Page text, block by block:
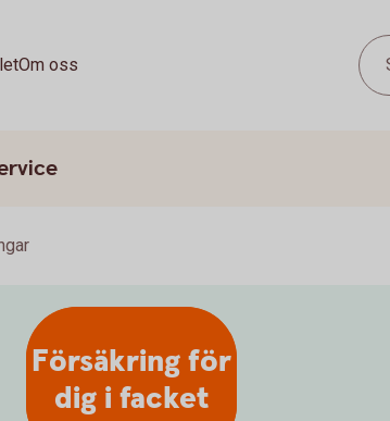
Om oss
Försäkring för
dig i facket